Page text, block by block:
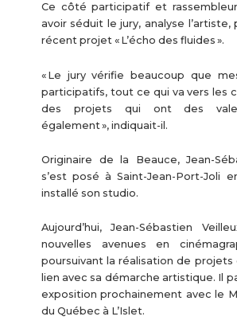
Ce côté participatif et
avoir séduit le jury, analyse l’artiste,
récent projet « L’écho des fluides ».
« Le jury vérifie beaucoup que
participatifs, tout ce qui va vers les
des projets qui ont des
également », indiquait-il.
Originaire de la Beauce, Jean-
s’est posé à Saint-Jean-Port-Joli
installé son studio.
Aujourd’hui, Jean-Sébastien
nouvelles avenues en
poursuivant la réalisation de projets
lien avec sa démarche artistique. Il
exposition prochainement avec le
du Québec à L’Islet.